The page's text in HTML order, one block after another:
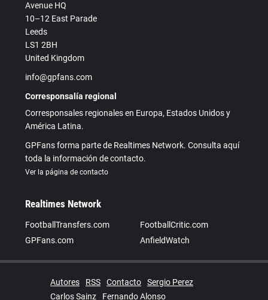
Avenue HQ
10–12 East Parade
Leeds
LS1 2BH
United Kingdom
info@gpfans.com
Corresponsalía regional
Corresponsales regionales en Europa, Estados Unidos y
América Latina.
GPFans forma parte de Realtimes Network. Consulta aquí
toda la información de contacto.
Ver la página de contacto
Realtimes Network
FootballTransfers.com
FootballCritic.com
GPFans.com
AnfieldWatch
Autores RSS Contacto
Sergio Perez
Carlos Sainz
Fernando Alonso